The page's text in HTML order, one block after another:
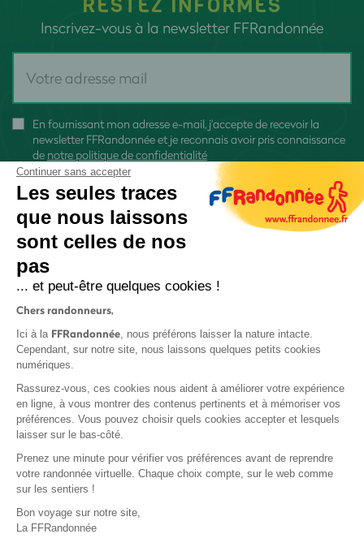
RESTEZ INFORMÉS
Inscrivez-vous à la newsletter FFRandonnée
En fournissant mon adresse e-mail, j'accepte de recevoir la
newsletter FFRandonnée et je reconnais avoir pris connaissance
de notre politique de confidentialité
Protection des données
Politique de confidentialité
Continuer sans accepter
Les seules traces
que nous laissons
sont celles de nos
pas
... et peut-être quelques cookies !
Chers randonneurs,
Ici à la FFRandonnée, nous préférons laisser la nature intacte.
Cependant, sur notre site, nous laissons quelques petits cookies
numériques.
Rassurez-vous, ces cookies nous aident à améliorer votre expérience
en ligne, à vous montrer des contenus pertinents et à mémoriser vos
préférences. Vous pouvez choisir quels cookies accepter et lesquels
laisser sur le bas-côté.
Prenez une minute pour vérifier vos préférences avant de reprendre
votre randonnée virtuelle. Chaque choix compte, sur le web comme
sur les sentiers !
Bon voyage sur notre site,
La FFRandonnée